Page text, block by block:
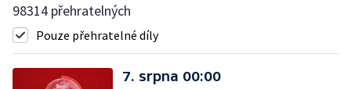
98314 přehratelných
Pouze přehratelné díly
7. srpna 00:00